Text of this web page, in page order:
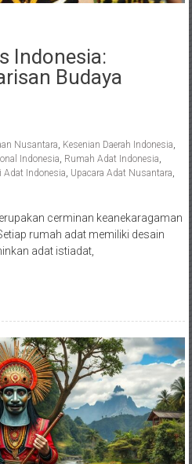
Indonesia:
Budaya
Nusantara Kesenian Daerah Indonesia
Indonesia Rumah Adat Indonesia
Adat Indonesia Upacara Adat Nusantara
cerminan keanekaragaman
rumah adat memiliki desain
adat istiadat,